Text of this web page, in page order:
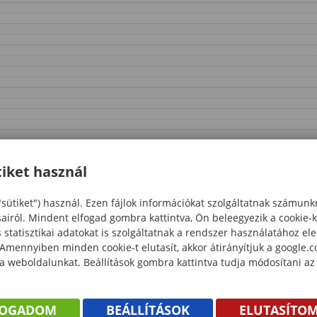
használ
használ. Ezen fájlok információkat szolgáltatnak
Mindent elfogad gombra kattintva, Ön beleegyezik a cookie-
statisztikai adatokat is szolgáltatnak a rendszer használatához
minden cookie-t elutasít, akkor átirányítjuk a
weboldalunkat. Beállítások gombra kattintva tudja módosítani
BEÁLLÍTÁSOK